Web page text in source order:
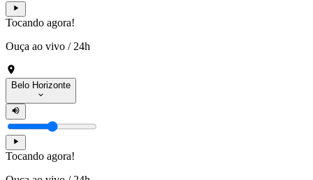
Tocando agora!
Ouça ao vivo / 24h
Belo Horizonte
Tocando agora!